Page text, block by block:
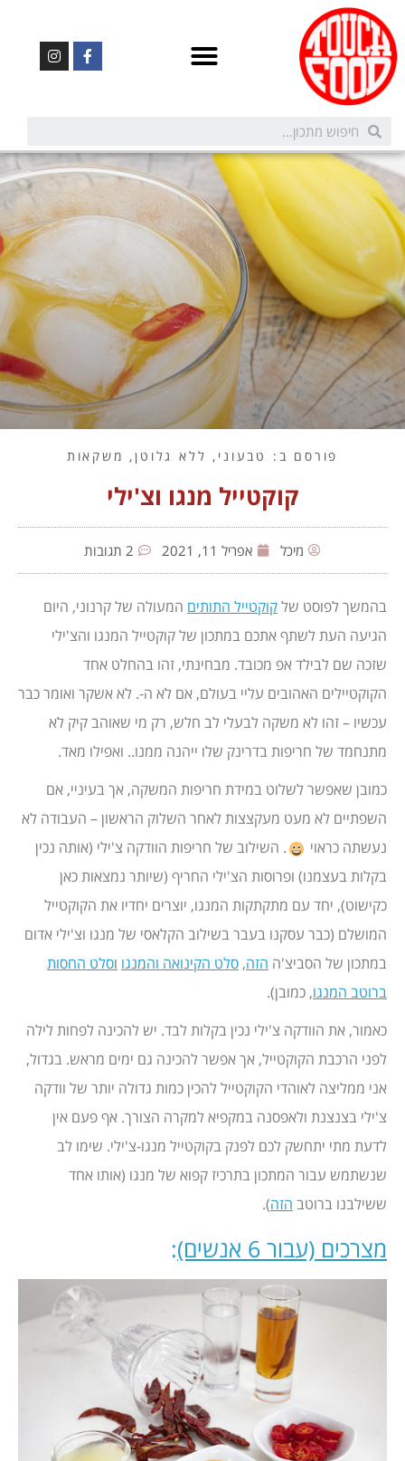
פורסם ב: טבעוני , ללא גלוטן, משקאות
קוקטייל מנגו וצ'ילי
מיכל אפריל 11, 2021 2 תגובות
בהמשך לפוסט שלקוקטייל התותים המעולה של קרנוני, היום
הגיעה העת לשתף אתכם במתכון של קוקטייל המנגו והצ'ילי
שזכה שם לבילד אפ מכובד. מבחינתי, זהו בהחלט אחד
הקוקטיילים האהובים עליי בעולם, אם לא ה-. לא אשקר ואומר כבר
עכשיו – זהו לא משקה לבעלי לב חלש, רק מי שאוהב קיק לא
מתנחמד של חריפות בדרינק שלו ייהנה ממנו.. ואפילו מאד.
כמובן שאפשר לשלוט במידת חריפות המשקה, אך בעיניי, אם
השפתיים לא מעט מעקצצות לאחר השלוק הראשון – העבודה לא
נעשתה כראוי
. השילוב של חריפות הוודקה צ'ילי (אותה נכין
בקלות בעצמנו) ופרוסות הצ'ילי החריף (שיותר נמצאות כאן
כקישוט), יחד עם מתקתקות המנגו, יוצרים יחדיו את הקוקטייל
המושלם (כבר עסקנו בעבר בשילוב הקלאסי של מנגו וצ'ילי אדום
במתכון של הסביצ'ה הזה, סלט הקינואה והמנגו וסלט החסות
ברוטב המנגו, כמובן).
כאמור, את הוודקה צ'ילי נכין בקלות לבד. יש להכינה לפחות לילה
לפני הרכבת הקוקטייל, אך אפשר להכינה גם ימים מראש. בגדול,
אני ממליצה לאוהדי הקוקטייל להכין כמות גדולה יותר של וודקה
צ'ילי בצנצנת ולאפסנה במקפיא למקרה הצורך. אף פעם אין
לדעת מתי יתחשק לכם לפנק בקוקטייל מנגו-צ'ילי. שימו לב
שנשתמש עבור המתכון בתרכיז קפוא של מנגו (אותו אחד
ששילבנו ברוטב הזה).
מצרכים (עבור 6 אנשים) :